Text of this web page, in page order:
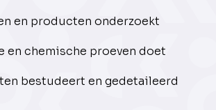
en producten onderzoekt
en chemische proeven doet
bestudeert en gedetaileerd